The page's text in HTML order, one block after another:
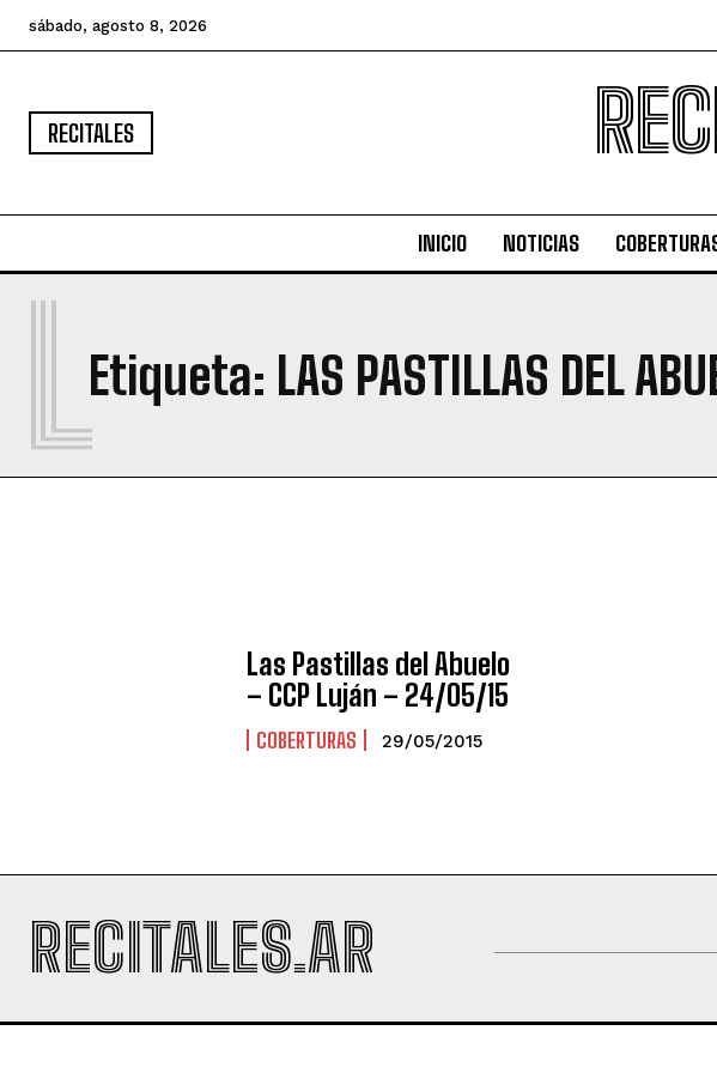
sábado, agosto 8, 2026
RECITALES
INICIO NOTICIAS
Etiqueta: LAS PASTILLAS DEL
L
Las Pastillas del Abuelo
– CCP Luján – 24/05/15
COBERTURAS 29/05/2015
RECITALES.AR